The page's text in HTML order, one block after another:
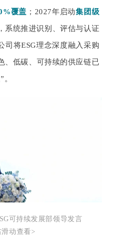
覆盖 ；2027年启动集团级
，系统推进识别、评估与认证
司将ESG理念深度融入采购
、低碳、可持续的供应链已
可持续发展部领导发言
滑动查看>